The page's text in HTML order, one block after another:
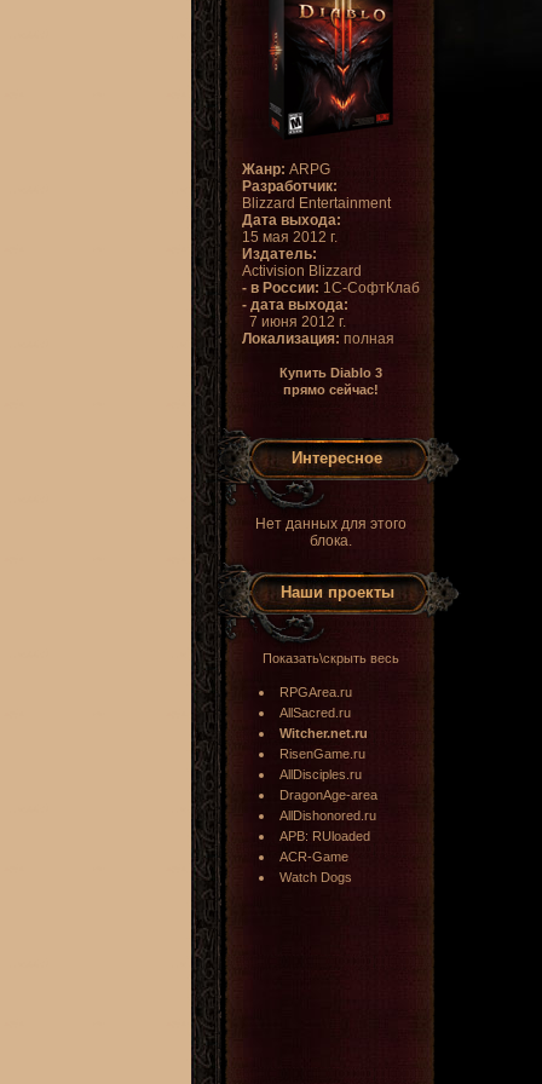
Жанр: ARPG
Разработчик:
Blizzard Entertainment
Дата выхода:
15 мая 2012 г.
Издатель:
Activision Blizzard
- в России: 1С-СофтКлаб
- дата выхода:
7 июня 2012 г.
Локализация: полная
Купить Diablo 3
прямо сейчас!
Интересное
Нет данных для этого
блока.
Наши проекты
Показать\скрыть весь
RPGArea.ru
AllSacred.ru
Witcher.net.ru
RisenGame.ru
AllDisciples.ru
DragonAge-area
AllDishonored.ru
APB: RUloaded
ACR-Game
Watch Dogs